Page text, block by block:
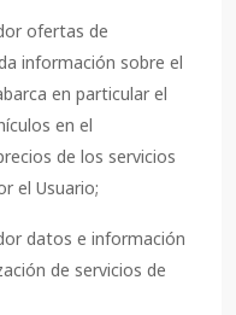
ofertas de
información sobre el
en particular el
en el
de los servicios
el Usuario;
datos e información
de servicios de